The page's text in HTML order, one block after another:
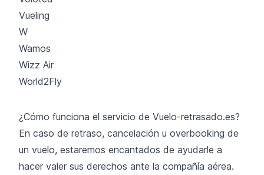
Vueling
W
Wamos
Wizz Air
World2Fly
¿Cómo funciona el servicio de Vuelo-retrasado.es?
En caso de retraso, cancelación u overbooking de
un vuelo, estaremos encantados de ayudarle a
hacer valer sus derechos ante la compañía aérea.